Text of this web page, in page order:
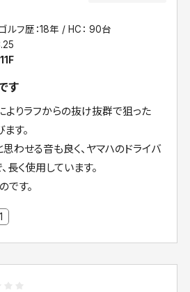
ゴルフ歴：18年
HC： 90台
す
よりラフからの抜け抜群で狙った
す。
わせる音も良く、ヤマハのドライバ
長く使用しています。
です。
1